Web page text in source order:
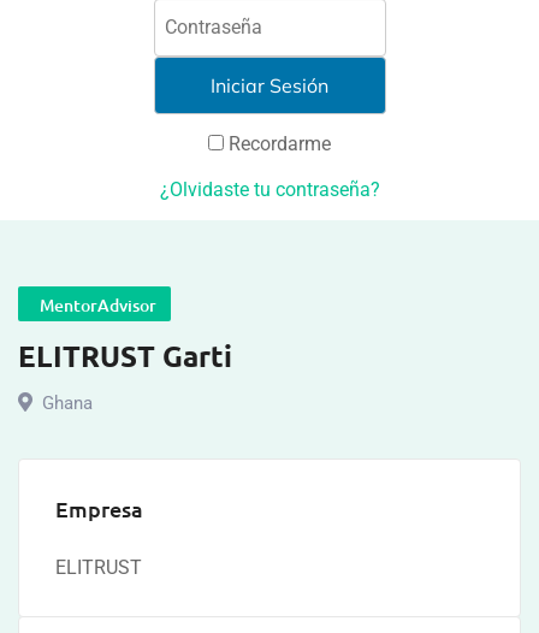
Recordarme
¿Olvidaste tu contraseña?
MentorAdvisor
ELITRUST Garti
Ghana
Empresa
ELITRUST